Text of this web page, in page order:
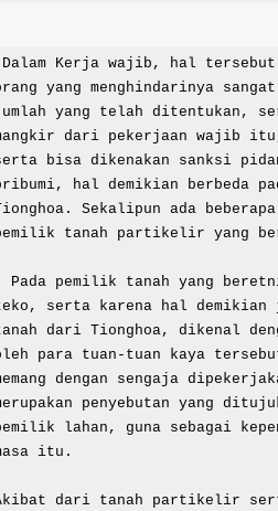
yang menghindarinya
yang telah ditentukan,
dari pekerjaan wajib
bisa dikenakan sanksi
hal demikian berbeda
Sekalipun ada
tanah partikelir yang
serta karena hal
dari Tionghoa, dikenal
para tuan-tuan kaya
dengan sengaja
penyebutan yang
lahan, guna sebagai
itu.
dari tanah partikelir